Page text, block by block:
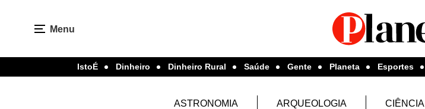
Menu
IstoÉ Dinheiro Dinheiro Rural Saúde Gente Planeta Esportes
ASTRONOMIA ARQUEOLOGIA CIÊNCIA